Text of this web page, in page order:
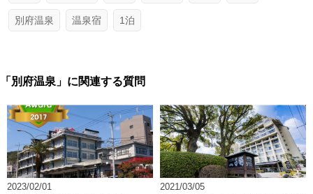
別府温泉 温泉宿 1泊
「別府温泉」に関連する質問
2023/02/01
2021/03/05